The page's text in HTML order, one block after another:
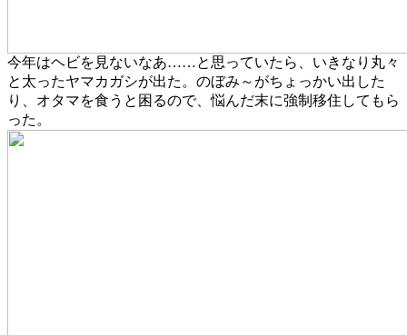
今年はヘビを見ないなあ……と思っていたら、いきなり丸々
と太ったヤマカガシが出た。のぼみ～がちょっかい出した
り、オタマを食うと困るので、悩んだ末に強制移住してもら
った。